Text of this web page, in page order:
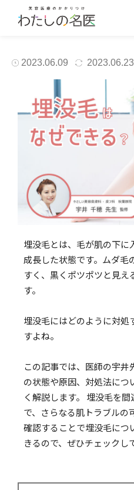
2023.06.09 2023.06.23
埋没毛とは、毛が肌の下に
成長した状態です。ムダ毛
すく、黒くポツポツと見え
す。
埋没毛にはどのように対処
すよね。
この記事では、医師の宇
の状態や原因、対処法につ
く解説します。 埋没毛を
で、さらなる肌トラブルの
確認することで埋没毛につ
きるので、ぜひチェックし